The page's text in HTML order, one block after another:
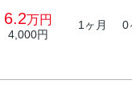
6.2万円
4,000円
1ヶ月 0